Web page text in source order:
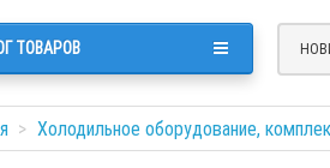
ТОВАРОВ
Холодильное оборудование,